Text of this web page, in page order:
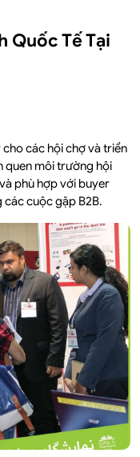
Quốc Tế Tại
các hội chợ và triển
quen môi trường hội
phù hợp với buyer
cuộc gặp B2B.